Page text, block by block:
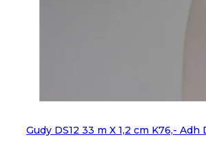
Gudy DS12 33 m X 1,2 cm K76,-